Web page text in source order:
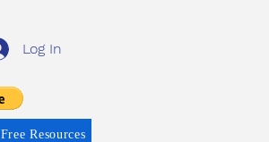
Log In
Free Resources